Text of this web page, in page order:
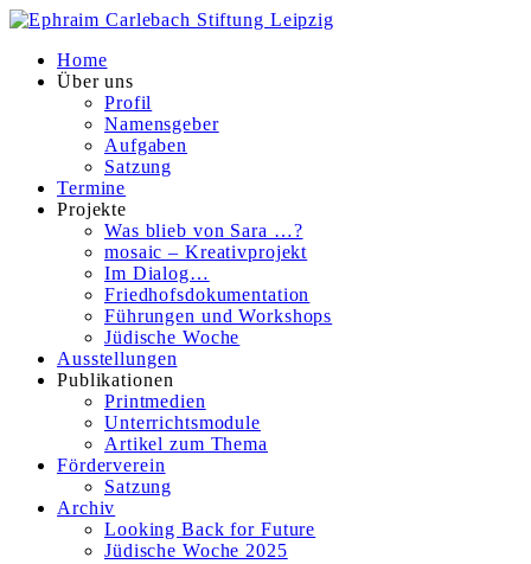
Home
Über uns
Profil
Namensgeber
Aufgaben
Satzung
Termine
Projekte
Was blieb von Sara …?
mosaic – Kreativprojekt
Im Dialog…
Friedhofsdokumentation
Führungen und Workshops
Jüdische Woche
Ausstellungen
Publikationen
Printmedien
Unterrichtsmodule
Artikel zum Thema
Förderverein
Satzung
Archiv
Looking Back for Future
Jüdische Woche 2025